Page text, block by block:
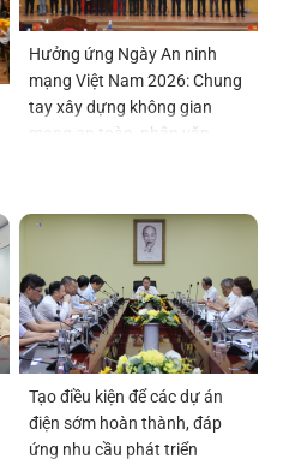
Hưởng ứng Ngày An ninh
mạng Việt Nam 2026: Chung
tay xây dựng không gian
mạng an toàn, nhân văn
Tạo điều kiện để các dự án
điện sớm hoàn thành, đáp
ứng nhu cầu phát triển